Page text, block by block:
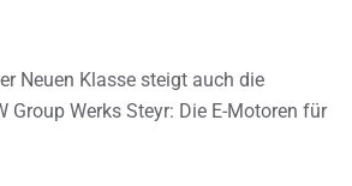
Neuen Klasse steigt auch die
Group Werks Steyr: Die E-Motoren für